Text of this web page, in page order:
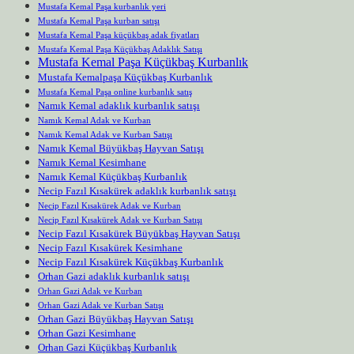
Mustafa Kemal Paşa kurbanlık yeri
Mustafa Kemal Paşa kurban satışı
Mustafa Kemal Paşa küçükbaş adak fiyatları
Mustafa Kemal Paşa Küçükbaş Adaklık Satışı
Mustafa Kemal Paşa Küçükbaş Kurbanlık
Mustafa Kemalpaşa Küçükbaş Kurbanlık
Mustafa Kemal Paşa online kurbanlık satış
Namık Kemal adaklık kurbanlık satışı
Namık Kemal Adak ve Kurban
Namık Kemal Adak ve Kurban Satışı
Namık Kemal Büyükbaş Hayvan Satışı
Namık Kemal Kesimhane
Namık Kemal Küçükbaş Kurbanlık
Necip Fazıl Kısakürek adaklık kurbanlık satışı
Necip Fazıl Kısakürek Adak ve Kurban
Necip Fazıl Kısakürek Adak ve Kurban Satışı
Necip Fazıl Kısakürek Büyükbaş Hayvan Satışı
Necip Fazıl Kısakürek Kesimhane
Necip Fazıl Kısakürek Küçükbaş Kurbanlık
Orhan Gazi adaklık kurbanlık satışı
Orhan Gazi Adak ve Kurban
Orhan Gazi Adak ve Kurban Satışı
Orhan Gazi Büyükbaş Hayvan Satışı
Orhan Gazi Kesimhane
Orhan Gazi Küçükbaş Kurbanlık